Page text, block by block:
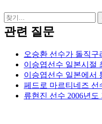
관련 질문
오승환 선수가 돌직
이승엽선수 일본시절
이승엽선수 일본에서
페드로 마르티네즈 선
류현진 선수 2006년